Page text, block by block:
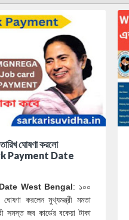
ঘোষণা করলো
Payment Date
West Bengal: ১০০
করলেন মুখ্যমন্ত্রী মমতা
সমস্ত জব কার্ডের বকেয়া টাকা